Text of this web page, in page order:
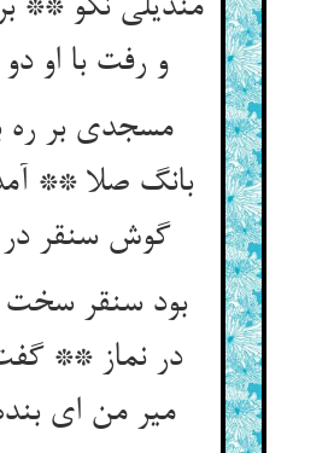
مندیلی نکو **
و رفت با او دو
مسجدی بر ره
بانگ صلا ** آمد
گوش سنقر در
بود سنقر سخت
در نماز **
میر من ای